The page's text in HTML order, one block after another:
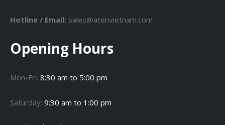
Hotline / Email: sales@atenvietnam.com
Opening Hours
Mon-Fri: 8:30 am to 5:00 pm
Saturday: 9:30 am to 1:00 pm